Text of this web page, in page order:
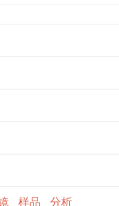
样品 分析